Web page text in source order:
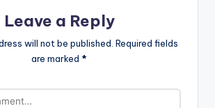
Leave a Reply
will not be published. Required fields
are marked *